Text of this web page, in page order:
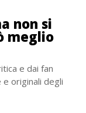
non si
meglio
e dai fan
originali degli